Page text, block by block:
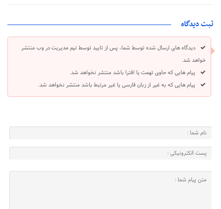
ثبت دیدگاه
دیدگاه های ارسال شده توسط شما، پس از تایید توسط تیم مدیریت در وب منتشر
خواهد شد.
پیام هایی که حاوی تهمت یا افترا باشد منتشر نخواهد شد.
پیام هایی که به غیر از زبان فارسی یا غیر مرتبط باشد منتشر نخواهد شد.